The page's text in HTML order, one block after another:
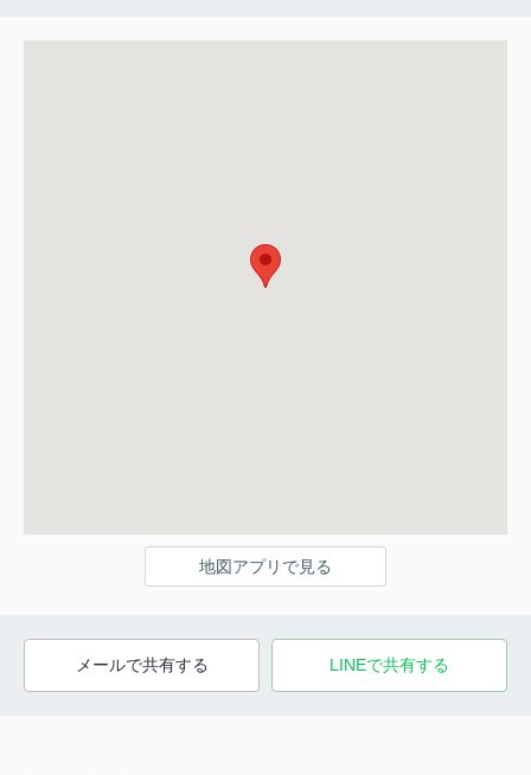
地図アプリで見る
メールで共有する LINEで共有する